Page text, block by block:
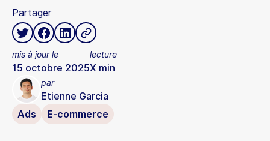
mis à jour le
15 octobre 2025
lecture
X min
par
Etienne Garcia
Ads
E-commerce
Partager